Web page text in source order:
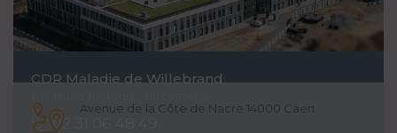
CDR Maladie de Willebrand
02 31 06 48 49
Avenue de la Côte de Nacre 14000 Caen